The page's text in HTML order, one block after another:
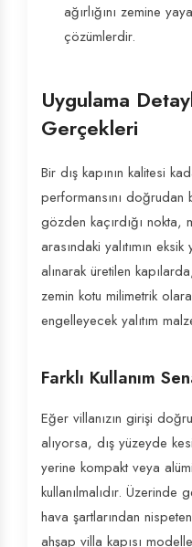
ağırlığını zemine
çözümlerdir.
Uygulama
Gerçekleri
Bir dış kapının kalitesi
performansını doğrudan
gözden kaçırdığı nokta,
arasındaki yalıtımın
alınarak üretilen
zemin kotu milimetrik
engelleyecek yalıtım
Farklı Kullanım
Eğer villanızın girişi
alıyorsa, dış yüzeyde
yerine kompakt veya
kullanılmalıdır. Üzerinde
hava şartlarından
ahşap villa kapısı